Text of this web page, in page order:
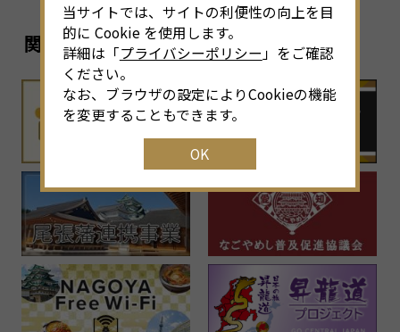
関連リンク
当サイトでは、サイトの利便性の向上を目
的に Cookie を使用します。
詳細は「プライバシーポリシー 」をご確認
ください。
なお、ブラウザの設定によりCookieの機能
を変更することもできます。
OK